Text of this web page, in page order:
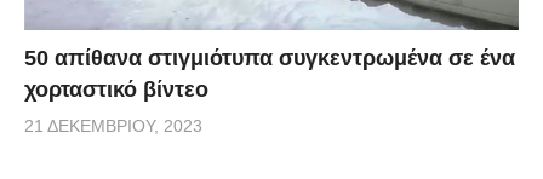
50 απίθανα στιγμιότυπα συγκεντρωμένα σε ένα
χορταστικό βίντεο
21 ΔΕΚΕΜΒΡΊΟΥ, 2023